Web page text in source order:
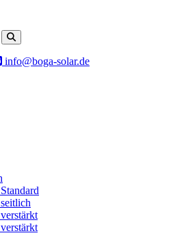
info@boga-solar.de